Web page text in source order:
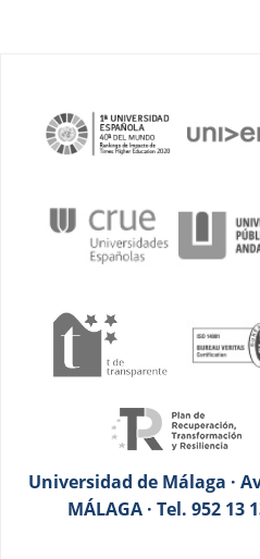
Universidad de Málaga ·
MÁLAGA · Tel. 952 13